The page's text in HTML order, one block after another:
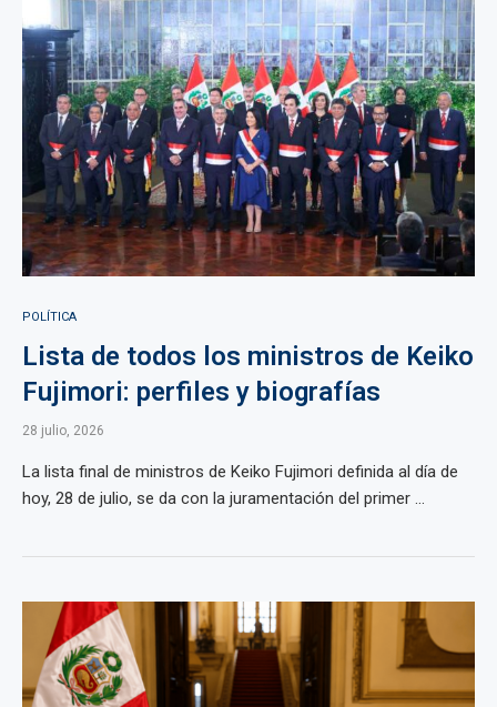
POLÍTICA
Lista de todos los ministros de Keiko
Fujimori: perfiles y biografías
28 julio, 2026
La lista final de ministros de Keiko Fujimori definida al día de
hoy, 28 de julio, se da con la juramentación del primer ...